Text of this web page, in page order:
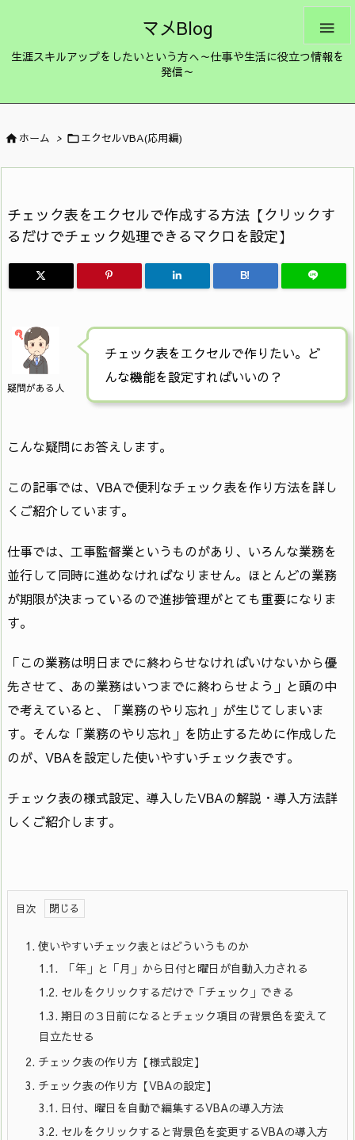
マメBlog
生涯スキルアップをしたいという方へ～仕事や生活に役立つ情報を
発信～

ホーム > エクセルVBA(応用編)
チェック表をエクセルで作成する方法【クリックす
るだけでチェック処理できるマクロを設定】
B!
疑問がある人
チェック表をエクセルで作りたい。ど
んな機能を設定すればいいの？
こんな疑問にお答えします。
この記事では、VBAで便利なチェック表を作り方法を詳し
くご紹介しています。
仕事では、工事監督業というものがあり、いろんな業務を
並行して同時に進めなければなりません。ほとんどの業務
が期限が決まっているので進捗管理がとても重要になりま
す。
「この業務は明日までに終わらせなければいけないから優
先させて、あの業務はいつまでに終わらせよう」と頭の中
で考えていると、「業務のやり忘れ」が生じてしまいま
す。そんな「業務のやり忘れ」を防止するために作成した
のが、VBAを設定した使いやすいチェック表です。
チェック表の様式設定、導入したVBAの解説・導入方法詳
しくご紹介します。
目次
1. 使いやすいチェック表とはどういうものか
1.1. 「年」と「月」から日付と曜日が自動入力される
1.2. セルをクリックするだけで「チェック」できる
1.3. 期日の３日前になるとチェック項目の背景色を変えて
目立たせる
2. チェック表の作り方【様式設定】
3. チェック表の作り方【VBAの設定】
3.1. 日付、曜日を自動で編集するVBAの導入方法
3.2. セルをクリックすると背景色を変更するVBAの導入方